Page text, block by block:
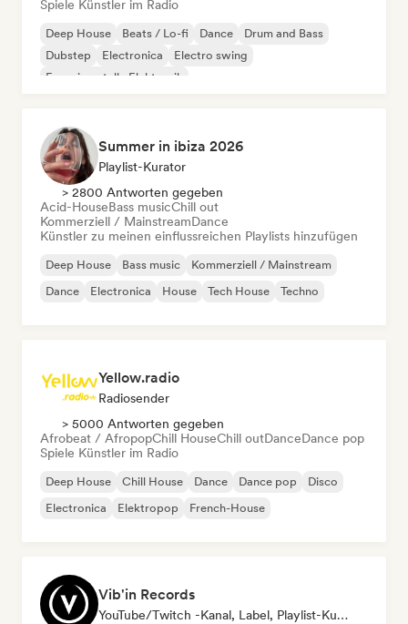
Spiele Künstler im Radio
Deep House Beats / Lo-fi Dance
Drum and Bass
Dubstep
Electronica
Electro swing
Experimentelle Elektronik
Summer in ibiza 2026
Playlist-Kurator
> 2800 Antworten gegeben
Acid-HouseBass musicChill out
Kommerziell / MainstreamDance
Künstler zu meinen einflussreichen Playlists hinzufügen
Deep House Bass music
Kommerziell / Mainstream
Dance
Electronica House Tech House Techno
Yellow.radio
Radiosender
> 5000 Antworten gegeben
Afrobeat / AfropopChill HouseChill outDanceDance pop
Spiele Künstler im Radio
Deep House Chill House Dance Dance pop
Disco
Electronica
Elektropop French-House
Vib'in Records
YouTube/Twitch -Kanal, Label, Playlist-Kurator, Verlag